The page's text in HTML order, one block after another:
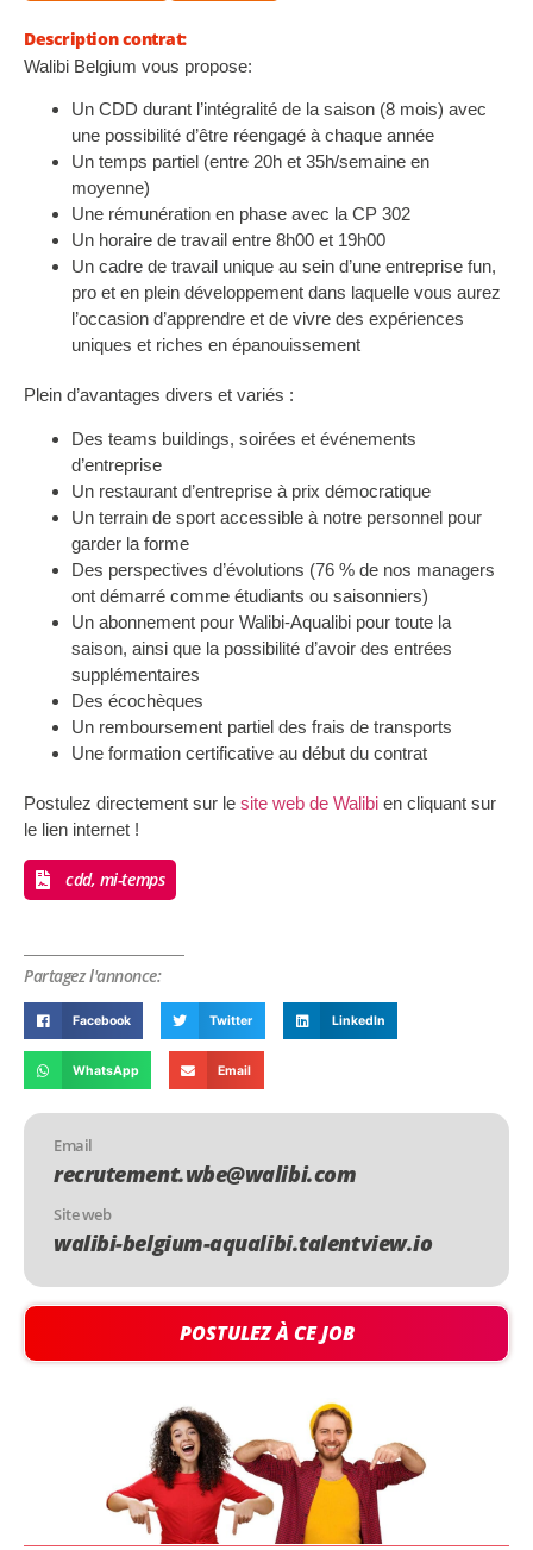
Description contrat:
Walibi Belgium vous propose:
Un CDD durant l’intégralité de la saison (8 mois) avec
une possibilité d’être réengagé à chaque année
Un temps partiel (entre 20h et 35h/semaine en
moyenne)
Une rémunération en phase avec la CP 302
Un horaire de travail entre 8h00 et 19h00
Un cadre de travail unique au sein d’une entreprise fun,
pro et en plein développement dans laquelle vous aurez
l’occasion d’apprendre et de vivre des expériences
uniques et riches en épanouissement
Plein d’avantages divers et variés :
Des teams buildings, soirées et événements
d’entreprise
Un restaurant d’entreprise à prix démocratique
Un terrain de sport accessible à notre personnel pour
garder la forme
Des perspectives d’évolutions (76 % de nos managers
ont démarré comme étudiants ou saisonniers)
Un abonnement pour Walibi-Aqualibi pour toute la
saison, ainsi que la possibilité d’avoir des entrées
supplémentaires
Des écochèques
Un remboursement partiel des frais de transports
Une formation certificative au début du contrat
Postulez directement sur le site web de Walibi en cliquant sur
le lien internet !
cdd, mi-temps
Partagez l'annonce:
Facebook Twitter LinkedIn
WhatsApp Email
Email
recrutement.wbe@walibi.com
Site web
walibi-belgium-aqualibi.talentview.io
POSTULEZ À CE JOB